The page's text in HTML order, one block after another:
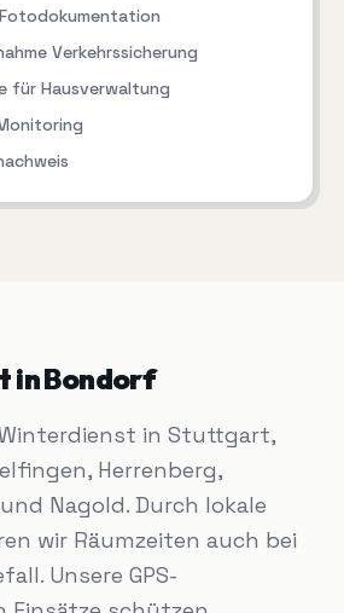
Verkehrssicherung
für Hausverwaltung
inBondorf
in Stuttgart,
Herrenberg,
Nagold. Durch lokale
wir Räumzeiten auch bei
Unsere GPS-